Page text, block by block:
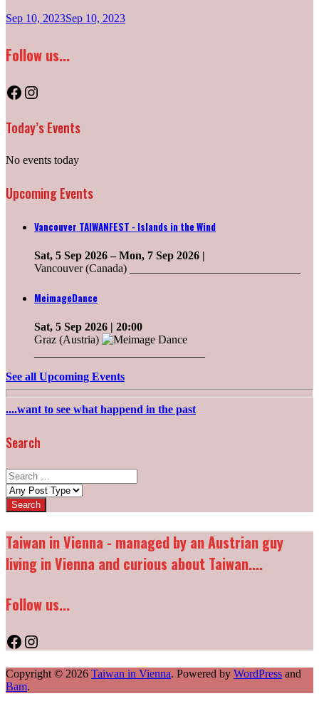
Sep 10, 2023Sep 10, 2023
Follow us...
Facebook
Instagram
Today’s Events
No events today
Upcoming Events
Vancouver TAIWANFEST - Islands in the Wind
Sat, 5 Sep 2026– Mon, 7 Sep 2026 |
Vancouver (Canada) ______________________________
MeimageDance
Sat, 5 Sep 2026
| 20:00
Graz (Austria)
See all Upcoming Events
....want to see what happend in the past
Search
Search
for:
Post
types:
Taiwan in Vienna - managed by an Austrian guy
living in Vienna and curious about Taiwan....
Follow us...
Facebook
Instagram
Copyright © 2026 Taiwan in Vienna. Powered by WordPress and
Bam.